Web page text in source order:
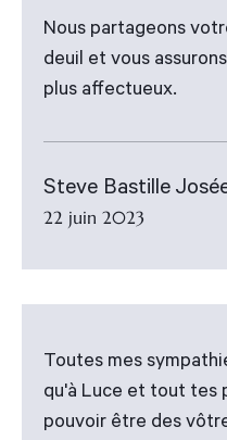
Nous partageons
deuil et vous
plus affectueux.
Steve Bastille
22 juin 2023
Toutes mes
qu'à Luce et tout tes
pouvoir être des